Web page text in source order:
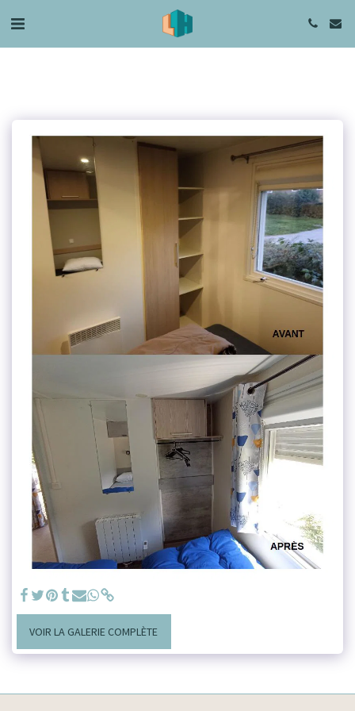
VOIR LA GALERIE COMPLÈTE